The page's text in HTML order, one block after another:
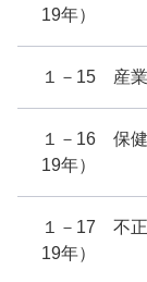
19年）
１－15 産業
１－16 保健
19年）
１－17 不正
19年）